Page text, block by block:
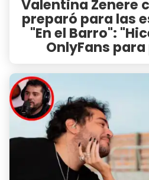
Valentina Zenere
preparó para las
"En el Barro":
OnlyFans